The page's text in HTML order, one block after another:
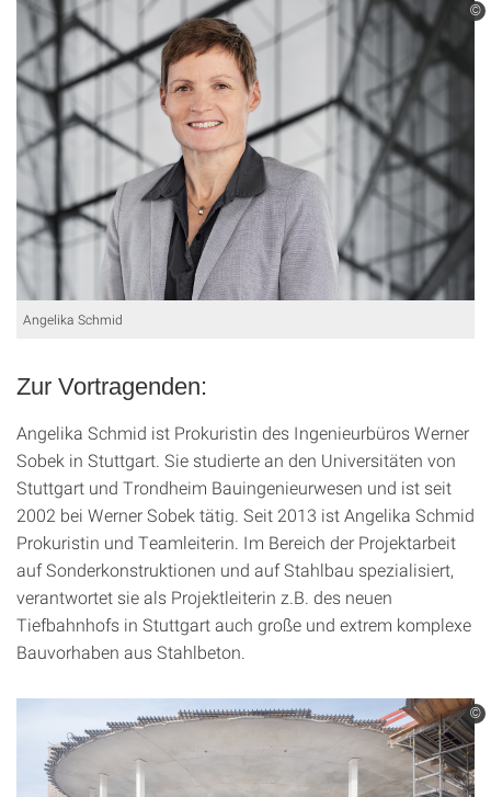
©
Angelika Schmid
Zur Vortragenden:
Angelika Schmid ist Prokuristin des Ingenieurbüros Werner
Sobek in Stuttgart. Sie studierte an den Universitäten von
Stuttgart und Trondheim Bauingenieurwesen und ist seit
2002 bei Werner Sobek tätig. Seit 2013 ist Angelika Schmid
Prokuristin und Teamleiterin. Im Bereich der Projektarbeit
auf Sonderkonstruktionen und auf Stahlbau spezialisiert,
verantwortet sie als Projektleiterin z.B. des neuen
Tiefbahnhofs in Stuttgart auch große und extrem komplexe
Bauvorhaben aus Stahlbeton.
©